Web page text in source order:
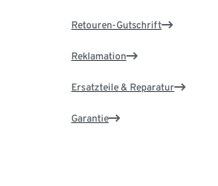
Retouren-Gutschrift
Reklamation
Ersatzteile & Reparatur
Garantie